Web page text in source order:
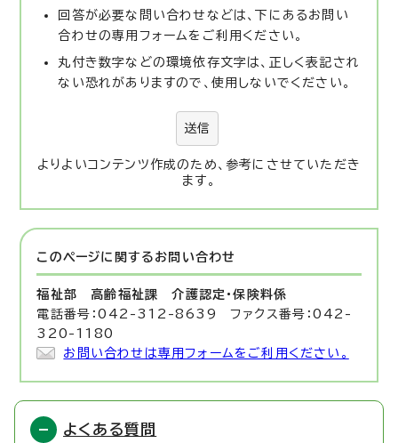
回答が必要な問い合わせなどは、下にあるお問い
合わせの専用フォームをご利用ください。
丸付き数字などの環境依存文字は、正しく表記され
ない恐れがありますので、使用しないでください。
送信
よりよいコンテンツ作成のため、参考にさせていただき
ます。
このページに関する お問い合わせ
福祉部 高齢福祉課 介護認定・保険料係
電話番号：042-312-8639 ファクス番号：042-
320-1180
お問い合わせは専用フォームをご利用ください。
よくある質問